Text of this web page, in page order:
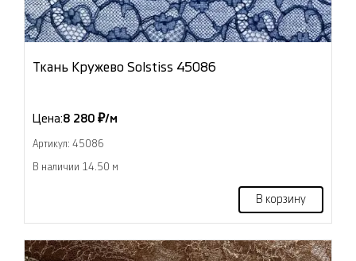
Ткань Кружево Solstiss 45086
Цена:8 280 ₽/м
Артикул: 45086
В наличии 14.50 м
В корзину